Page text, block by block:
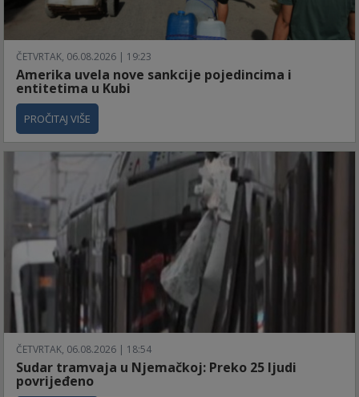
ČETVRTAK, 06.08.2026 | 19:23
Amerika uvela nove sankcije pojedincima i
entitetima u Kubi
PROČITAJ VIŠE
ČETVRTAK, 06.08.2026 | 18:54
Sudar tramvaja u Njemačkoj: Preko 25 ljudi
povrijeđeno